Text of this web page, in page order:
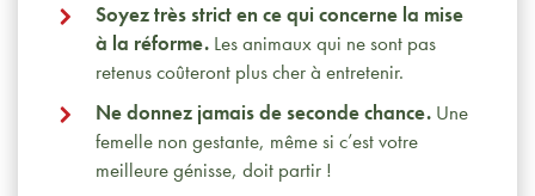
Soyez très strict en ce qui concerne la mise
à la réforme. Les animaux qui ne sont pas
retenus coûteront plus cher à entretenir.
Ne donnez jamais de seconde chance. Une
femelle non gestante, même si c’est votre
meilleure génisse, doit partir !